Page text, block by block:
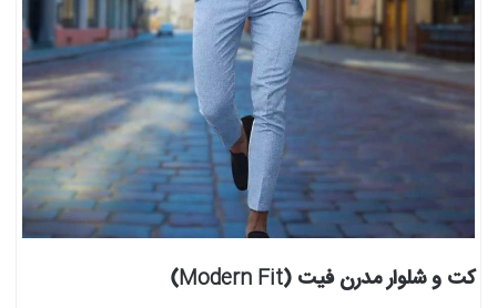
کت و شلوار مدرن فیت (Modern Fit)